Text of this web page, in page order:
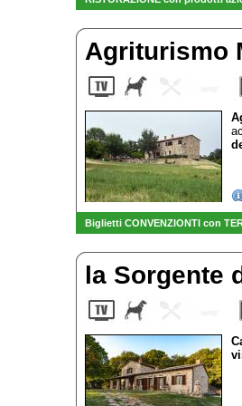
Agriturismo
Biglietti CONVENZIONTI con
la Sorgente